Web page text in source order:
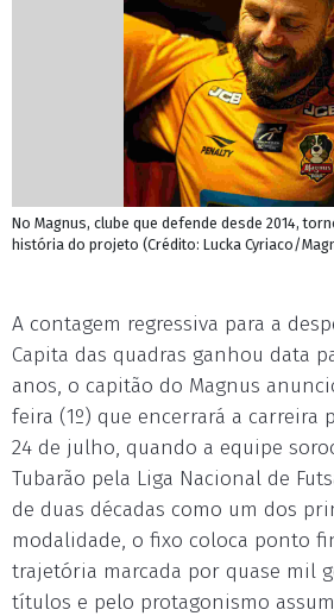
No Magnus, clube que defende desde 2014,
história do projeto (Crédito: Lucka Cyriaco/
A contagem regressiva para a
Capita das quadras ganhou data
anos, o capitão do Magnus
feira (1º) que encerrará a carreira
24 de julho, quando a equipe
Tubarão pela Liga Nacional de
de duas décadas como um dos
modalidade, o fixo coloca ponto
trajetória marcada por quase mil
títulos e pelo protagonismo